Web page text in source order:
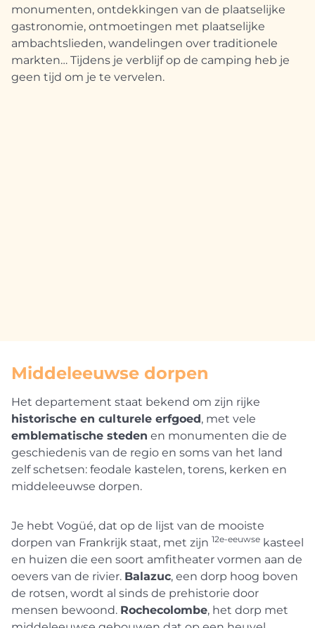
monumenten, ontdekkingen van de plaatselijke
gastronomie, ontmoetingen met plaatselijke
ambachtslieden, wandelingen over traditionele
markten… Tijdens je verblijf op de camping heb je
geen tijd om je te vervelen.
Middeleeuwse dorpen
Het departement staat bekend om zijn rijke
historische en culturele erfgoed, met vele
emblematische steden en monumenten die de
geschiedenis van de regio en soms van het land
zelf schetsen: feodale kastelen, torens, kerken en
middeleeuwse dorpen.
Je hebt Vogüé, dat op de lijst van de mooiste
dorpen van Frankrijk staat, met zijn 12e-eeuwse kasteel
en huizen die een soort amfitheater vormen aan de
oevers van de rivier. Balazuc, een dorp hoog boven
de rotsen, wordt al sinds de prehistorie door
mensen bewoond. Rochecolombe, het dorp met